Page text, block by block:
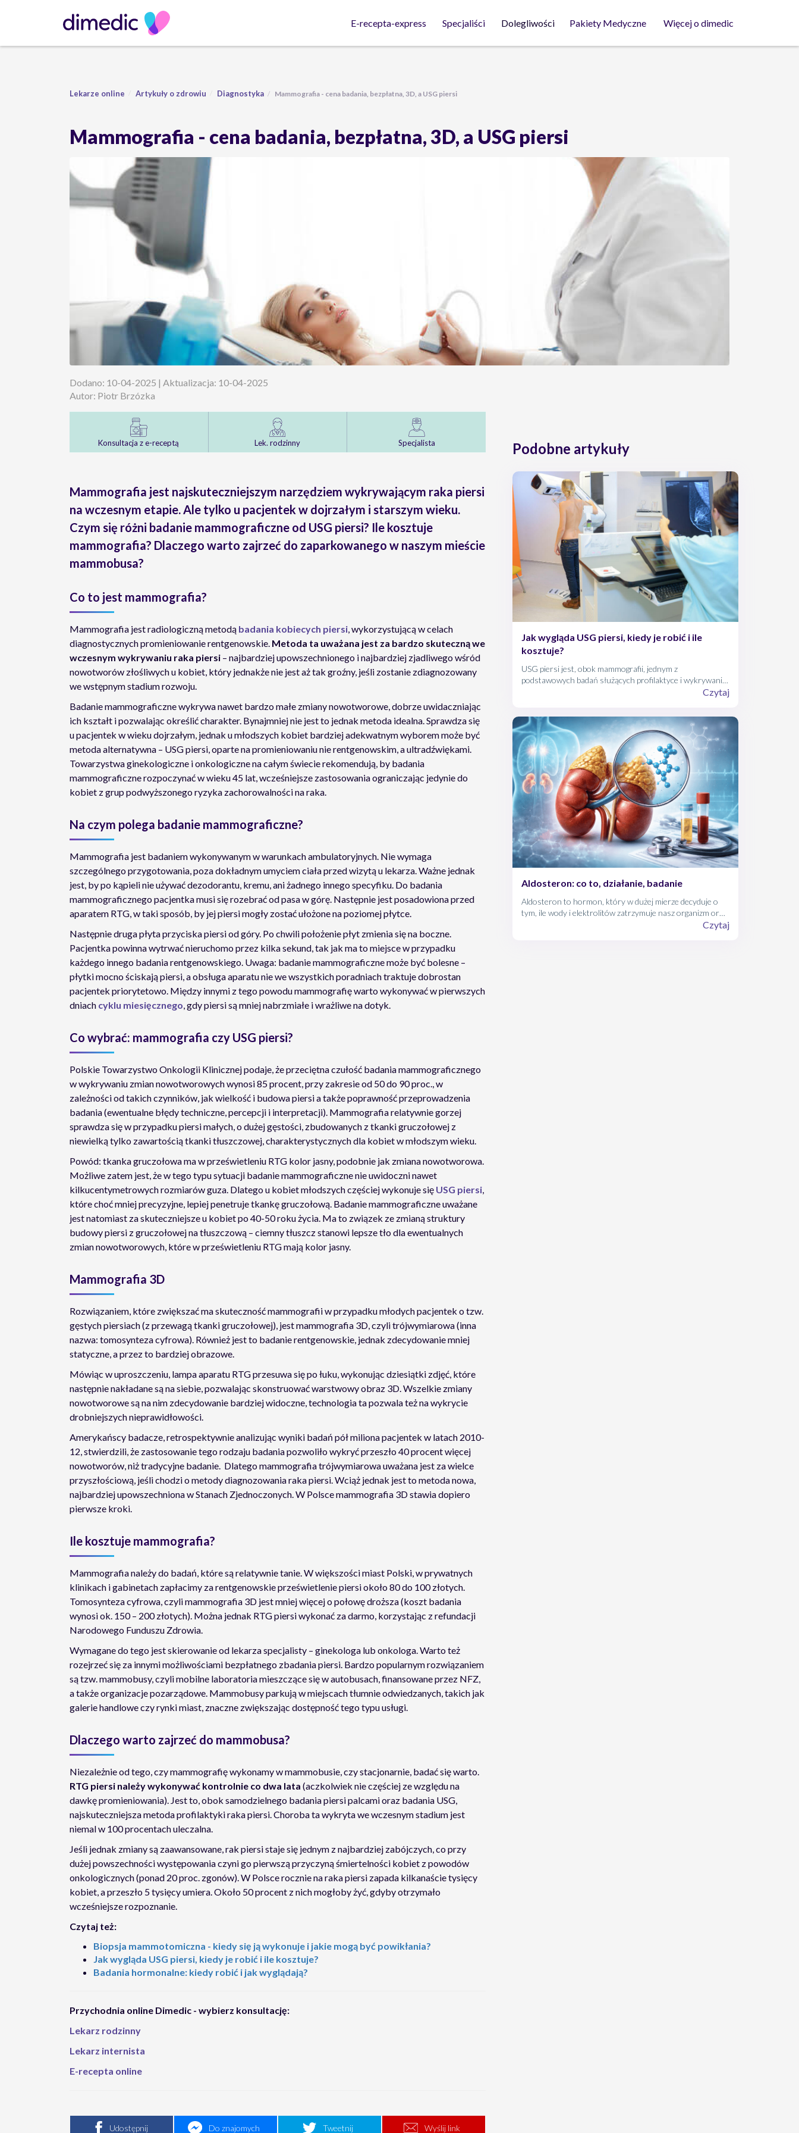
E-recepta-express Specjaliści Dolegliwości Pakiety Medyczne Więcej o dimedic
Lekarze online Artykuły o zdrowiu Diagnostyka Mammografia - cena badania, bezpłatna, 3D, a USG piersi
Mammografia - cena badania, bezpłatna, 3D, a USG piersi
Dodano: 10-04-2025 | Aktualizacja: 10-04-2025
Autor: Piotr Brzózka
Konsultacja z e-receptą Lek. rodzinny Specjalista
Mammografia jest najskuteczniejszym narzędziem wykrywającym raka piersi
na wczesnym etapie. Ale tylko u pacjentek w dojrzałym i starszym wieku.
Czym się różni badanie mammograficzne od USG piersi? Ile kosztuje
mammografia? Dlaczego warto zajrzeć do zaparkowanego w naszym mieście
mammobusa?
Co to jest mammografia?
Mammografia jest radiologiczną metodą badania kobiecych piersi, wykorzystującą w celach
diagnostycznych promieniowanie rentgenowskie. Metoda ta uważana jest za bardzo skuteczną we
wczesnym wykrywaniu raka piersi – najbardziej upowszechnionego i najbardziej zjadliwego wśród
nowotworów złośliwych u kobiet, który jednakże nie jest aż tak groźny, jeśli zostanie zdiagnozowany
we wstępnym stadium rozwoju.
Badanie mammograficzne wykrywa nawet bardzo małe zmiany nowotworowe, dobrze uwidaczniając
ich kształt i pozwalając określić charakter. Bynajmniej nie jest to jednak metoda idealna. Sprawdza się
u pacjentek w wieku dojrzałym, jednak u młodszych kobiet bardziej adekwatnym wyborem może być
metoda alternatywna – USG piersi, oparte na promieniowaniu nie rentgenowskim, a ultradźwiękami.
Towarzystwa ginekologiczne i onkologiczne na całym świecie rekomendują, by badania
mammograficzne rozpoczynać w wieku 45 lat, wcześniejsze zastosowania ograniczając jedynie do
kobiet z grup podwyższonego ryzyka zachorowalności na raka.
Na czym polega badanie mammograficzne?
Mammografia jest badaniem wykonywanym w warunkach ambulatoryjnych. Nie wymaga
szczególnego przygotowania, poza dokładnym umyciem ciała przed wizytą u lekarza. Ważne jednak
jest, by po kąpieli nie używać dezodorantu, kremu, ani żadnego innego specyfiku. Do badania
mammograficznego pacjentka musi się rozebrać od pasa w górę. Następnie jest posadowiona przed
aparatem RTG, w taki sposób, by jej piersi mogły zostać ułożone na poziomej płytce.
Następnie druga płyta przyciska piersi od góry. Po chwili położenie płyt zmienia się na boczne.
Pacjentka powinna wytrwać nieruchomo przez kilka sekund, tak jak ma to miejsce w przypadku
każdego innego badania rentgenowskiego. Uwaga: badanie mammograficzne może być bolesne –
płytki mocno ściskają piersi, a obsługa aparatu nie we wszystkich poradniach traktuje dobrostan
pacjentek priorytetowo. Między innymi z tego powodu mammografię warto wykonywać w pierwszych
dniach cyklu miesięcznego, gdy piersi są mniej nabrzmiałe i wrażliwe na dotyk.
Co wybrać: mammografia czy USG piersi?
Polskie Towarzystwo Onkologii Klinicznej podaje, że przeciętna czułość badania mammograficznego
w wykrywaniu zmian nowotworowych wynosi 85 procent, przy zakresie od 50 do 90 proc., w
zależności od takich czynników, jak wielkość i budowa piersi a także poprawność przeprowadzenia
badania (ewentualne błędy techniczne, percepcji i interpretacji). Mammografia relatywnie gorzej
sprawdza się w przypadku piersi małych, o dużej gęstości, zbudowanych z tkanki gruczołowej z
niewielką tylko zawartością tkanki tłuszczowej, charakterystycznych dla kobiet w młodszym wieku.
Powód: tkanka gruczołowa ma w prześwietleniu RTG kolor jasny, podobnie jak zmiana nowotworowa.
Możliwe zatem jest, że w tego typu sytuacji badanie mammograficzne nie uwidoczni nawet
kilkucentymetrowych rozmiarów guza. Dlatego u kobiet młodszych częściej wykonuje się USG piersi,
które choć mniej precyzyjne, lepiej penetruje tkankę gruczołową. Badanie mammograficzne uważane
jest natomiast za skuteczniejsze u kobiet po 40-50 roku życia. Ma to związek ze zmianą struktury
budowy piersi z gruczołowej na tłuszczową – ciemny tłuszcz stanowi lepsze tło dla ewentualnych
zmian nowotworowych, które w prześwietleniu RTG mają kolor jasny.
Mammografia 3D
Rozwiązaniem, które zwiększać ma skuteczność mammografii w przypadku młodych pacjentek o tzw.
gęstych piersiach (z przewagą tkanki gruczołowej), jest mammografia 3D, czyli trójwymiarowa (inna
nazwa: tomosynteza cyfrowa). Również jest to badanie rentgenowskie, jednak zdecydowanie mniej
statyczne, a przez to bardziej obrazowe.
Mówiąc w uproszczeniu, lampa aparatu RTG przesuwa się po łuku, wykonując dziesiątki zdjęć, które
następnie nakładane są na siebie, pozwalając skonstruować warstwowy obraz 3D. Wszelkie zmiany
nowotworowe są na nim zdecydowanie bardziej widoczne, technologia ta pozwala też na wykrycie
drobniejszych nieprawidłowości.
Amerykańscy badacze, retrospektywnie analizując wyniki badań pół miliona pacjentek w latach 2010-
12, stwierdzili, że zastosowanie tego rodzaju badania pozwoliło wykryć przeszło 40 procent więcej
nowotworów, niż tradycyjne badanie. Dlatego mammografia trójwymiarowa uważana jest za wielce
przyszłościową, jeśli chodzi o metody diagnozowania raka piersi. Wciąż jednak jest to metoda nowa,
najbardziej upowszechniona w Stanach Zjednoczonych. W Polsce mammografia 3D stawia dopiero
pierwsze kroki.
Ile kosztuje mammografia?
Mammografia należy do badań, które są relatywnie tanie. W większości miast Polski, w prywatnych
klinikach i gabinetach zapłacimy za rentgenowskie prześwietlenie piersi około 80 do 100 złotych.
Tomosynteza cyfrowa, czyli mammografia 3D jest mniej więcej o połowę droższa (koszt badania
wynosi ok. 150 – 200 złotych). Można jednak RTG piersi wykonać za darmo, korzystając z refundacji
Narodowego Funduszu Zdrowia.
Wymagane do tego jest skierowanie od lekarza specjalisty – ginekologa lub onkologa. Warto też
rozejrzeć się za innymi możliwościami bezpłatnego zbadania piersi. Bardzo popularnym rozwiązaniem
są tzw. mammobusy, czyli mobilne laboratoria mieszczące się w autobusach, finansowane przez NFZ,
a także organizacje pozarządowe. Mammobusy parkują w miejscach tłumnie odwiedzanych, takich jak
galerie handlowe czy rynki miast, znaczne zwiększając dostępność tego typu usługi.
Dlaczego warto zajrzeć do mammobusa?
Niezależnie od tego, czy mammografię wykonamy w mammobusie, czy stacjonarnie, badać się warto.
RTG piersi należy wykonywać kontrolnie co dwa lata (aczkolwiek nie częściej ze względu na
dawkę promieniowania). Jest to, obok samodzielnego badania piersi palcami oraz badania USG,
najskuteczniejsza metoda profilaktyki raka piersi. Choroba ta wykryta we wczesnym stadium jest
niemal w 100 procentach uleczalna.
Jeśli jednak zmiany są zaawansowane, rak piersi staje się jednym z najbardziej zabójczych, co przy
dużej powszechności występowania czyni go pierwszą przyczyną śmiertelności kobiet z powodów
onkologicznych (ponad 20 proc. zgonów). W Polsce rocznie na raka piersi zapada kilkanaście tysięcy
kobiet, a przeszło 5 tysięcy umiera. Około 50 procent z nich mogłoby żyć, gdyby otrzymało
wcześniejsze rozpoznanie.
Czytaj też:
Biopsja mammotomiczna - kiedy się ją wykonuje i jakie mogą być powikłania?
Jak wygląda USG piersi, kiedy je robić i ile kosztuje?
Badania hormonalne: kiedy robić i jak wyglądają?
Przychodnia online Dimedic - wybierz konsultację:
Lekarz rodzinny
Lekarz internista
E-recepta online
Udostępnij Do znajomych Tweetnij Wyślij link
Podobne artykuły
Jak wygląda USG piersi, kiedy je robić i ile
kosztuje?
USG piersi jest, obok mammografii, jednym z
podstawowych badań służących profilaktyce i wykrywaniu
raka piersi. Zobacz, kiedy należy wykonywać USG piersi.
Czytaj
Aldosteron: co to, działanie, badanie
Aldosteron to hormon, który w dużej mierze decyduje o
tym, ile wody i elektrolitów zatrzymuje nasz organizm oraz
jak regulowane jest ciśnienie krwi. Jego zaburzenia mogą
Czytaj